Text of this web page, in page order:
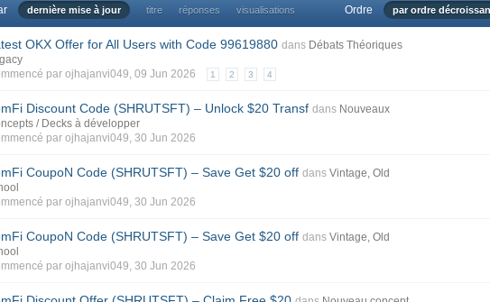
dernière mise à jour titre réponses visualisations Ordre par ordre
OKX Offer for All Users with Code 99619880 dans Débats Théoriques
parojhajanvi049, 09 Jun 2026 1 2 3 4
Discount Code (SHRUTSFT) – Unlock $20 Transf dans Nouveaux
/ Decks à développer
parojhajanvi049, 30 Jun 2026
CoupoN Code (SHRUTSFT) – Save Get $20 off dans Vintage, Old
parojhajanvi049, 30 Jun 2026
CoupoN Code (SHRUTSFT) – Save Get $20 off dans Vintage, Old
parojhajanvi049, 30 Jun 2026